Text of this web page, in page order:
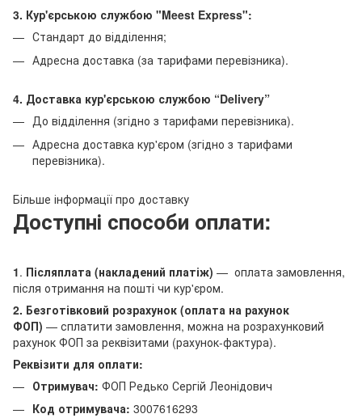
3. Кур'єрською службою "Meest Express":
Стандарт до відділення;
Адресна доставка (за тарифами перевізника).
4. Доставка кур'єрською службою “Delivery”
До відділення (згідно з тарифами перевізника).
Адресна доставка кур'єром (згідно з тарифами
перевізника).
Більше інформації про доставку
Доступні способи оплати:
1. Післяплата (накладений платіж) — оплата замовлення,
після отримання на пошті чи кур'єром.
2. Безготівковий розрахунок (оплата на рахунок
ФОП) — сплатити замовлення, можна на розрахунковий
рахунок ФОП за реквізитами (рахунок-фактура).
Реквізити для оплати:
Отримувач: ФОП Редько Сергій Леонідович
Код отримувача: 3007616293